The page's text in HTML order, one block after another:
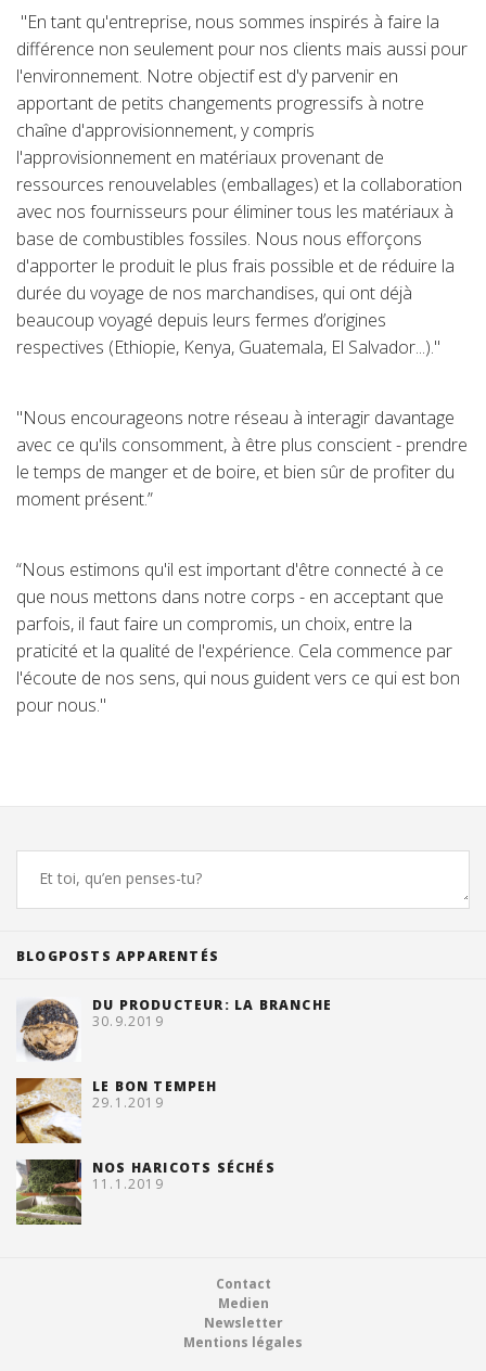
"En tant qu'entreprise, nous sommes inspirés à faire la
différence non seulement pour nos clients mais aussi pour
l'environnement. Notre objectif est d'y parvenir en
apportant de petits changements progressifs à notre
chaîne d'approvisionnement, y compris
l'approvisionnement en matériaux provenant de
ressources renouvelables (emballages) et la collaboration
avec nos fournisseurs pour éliminer tous les matériaux à
base de combustibles fossiles. Nous nous efforçons
d'apporter le produit le plus frais possible et de réduire la
durée du voyage de nos marchandises, qui ont déjà
beaucoup voyagé depuis leurs fermes d’origines
respectives (Ethiopie, Kenya, Guatemala, El Salvador...)."
"Nous encourageons notre réseau à interagir davantage
avec ce qu'ils consomment, à être plus conscient - prendre
le temps de manger et de boire, et bien sûr de profiter du
moment présent.”
“Nous estimons qu'il est important d'être connecté à ce
que nous mettons dans notre corps - en acceptant que
parfois, il faut faire un compromis, un choix, entre la
praticité et la qualité de l'expérience. Cela commence par
l'écoute de nos sens, qui nous guident vers ce qui est bon
pour nous."
BLOGPOSTS APPARENTÉS
DU PRODUCTEUR: LA BRANCHE
30.9.2019
LE BON TEMPEH
29.1.2019
NOS HARICOTS SÉCHÉS
11.1.2019
Contact
Medien
Newsletter
Mentions légales